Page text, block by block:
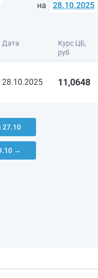
на 28.10.2025
Дата
Курс ЦБ,
руб
28.10.2025 11,0648
27.10
→